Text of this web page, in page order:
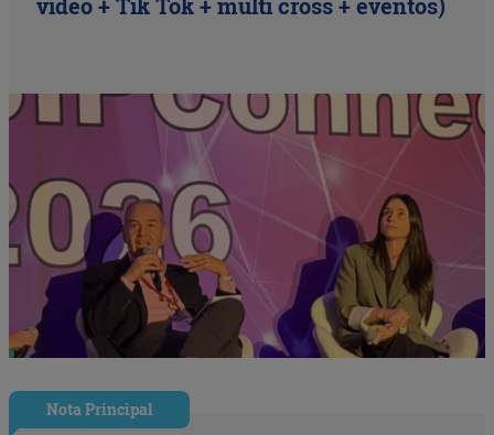
video + Tik Tok + multi cross + eventos)
Nota Principal